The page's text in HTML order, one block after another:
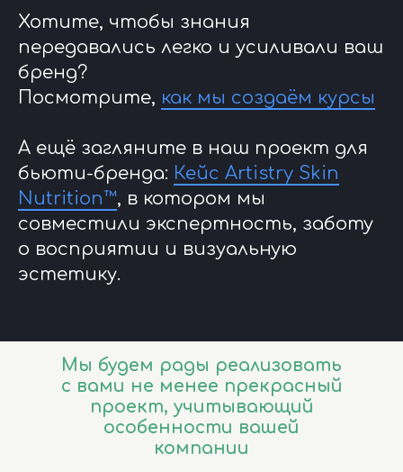
Хотите, чтобы знания
передавались легко и усиливали ваш
бренд?
Посмотрите, как мы создаём курсы
А ещё загляните в наш проект для
бьюти-бренда: Кейс Artistry Skin
Nutrition™, в котором мы
совместили экспертность, заботу
о восприятии и визуальную
эстетику.
Мы будем рады реализовать
с вами не менее прекрасный
проект, учитывающий
особенности вашей
компании